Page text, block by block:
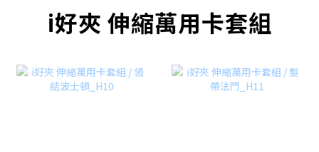
i好夾 伸縮萬用卡套組